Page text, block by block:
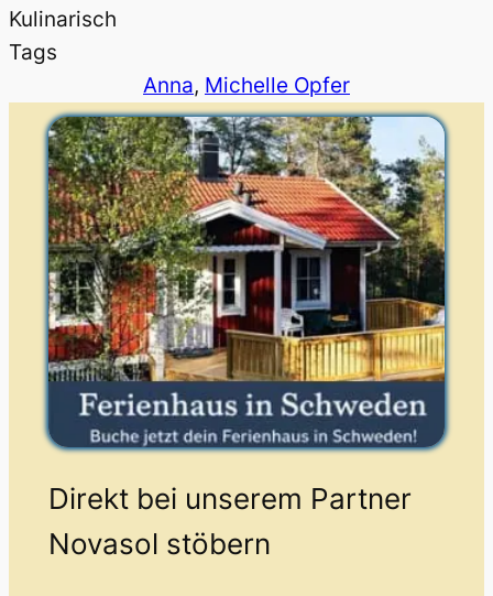
Kulinarisch
Tags
Anna, Michelle Opfer
Direkt bei unserem Partner
Novasol stöbern